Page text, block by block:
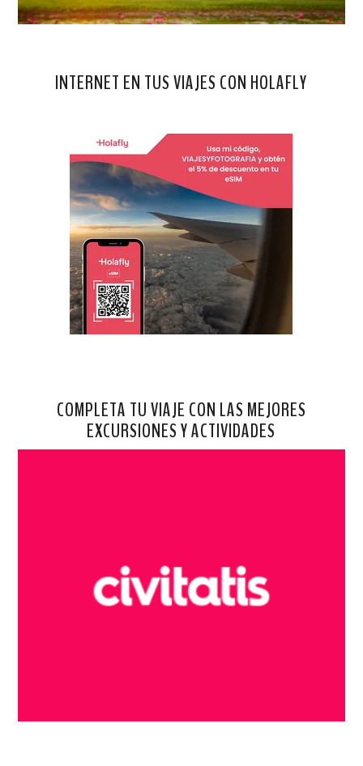
INTERNET EN TUS VIAJES CON HOLAFLY
COMPLETA TU VIAJE CON LAS MEJORES
EXCURSIONES Y ACTIVIDADES